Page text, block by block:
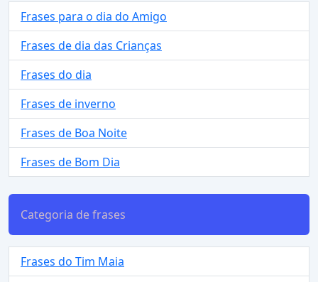
Frases para o dia do Amigo
Frases de dia das Crianças
Frases do dia
Frases de inverno
Frases de Boa Noite
Frases de Bom Dia
Categoria de frases
Frases do Tim Maia